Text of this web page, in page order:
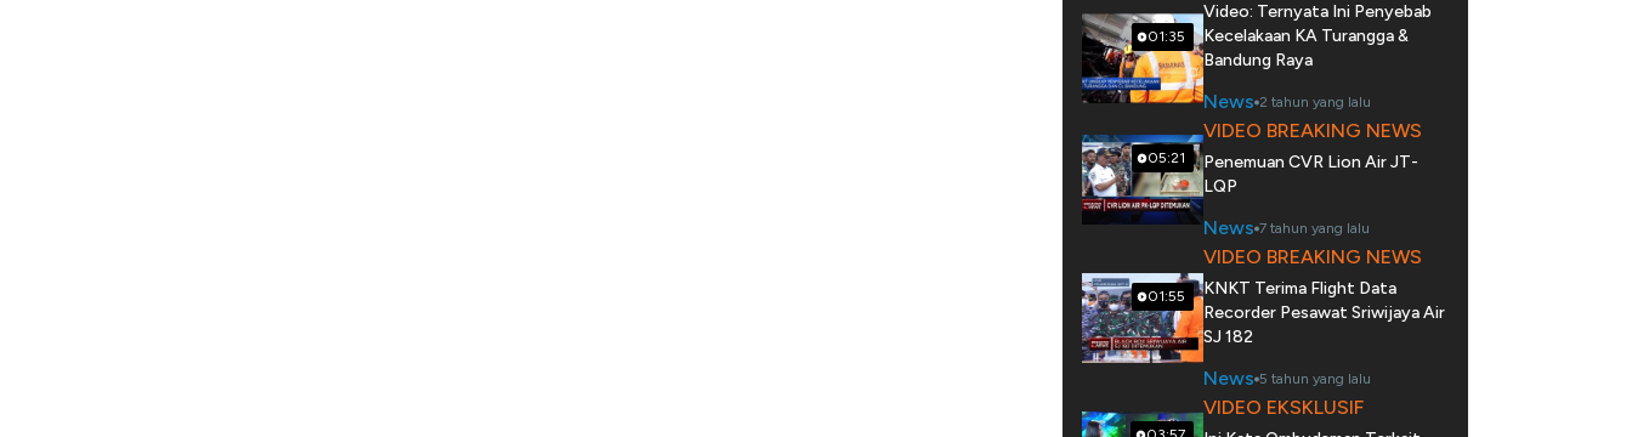
01:35
Video: Ternyata Ini Penyebab
Kecelakaan KA Turangga &
Bandung Raya
News 2 tahun yang lalu
05:21
VIDEO BREAKING NEWS
Penemuan CVR Lion Air JT-
LQP
News 7 tahun yang lalu
01:55
VIDEO BREAKING NEWS
KNKT Terima Flight Data
Recorder Pesawat Sriwijaya Air
SJ 182
News 5 tahun yang lalu
VIDEO EKSKLUSIF